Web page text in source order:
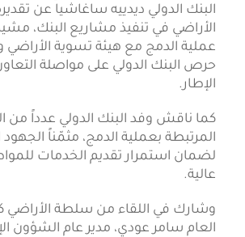
البنك الدولي ديدييه ساغاشيا عن
الأراضي في تنفيذ مشاريع البنك،
عملية الدمج مع هيئة تسوية الأراضي
حرص البنك الدولي على مواصلة
الإطار.
كما ناقش وفد البنك الدولي عدداً من
المرتبطة بعملية الدمج، مثمّناً الجهود
لضمان استمرار تقديم الخدمات
عالية.
وشارك في اللقاء من سلطة الأراضي
العام سامر عودي، مدير عام الشؤون